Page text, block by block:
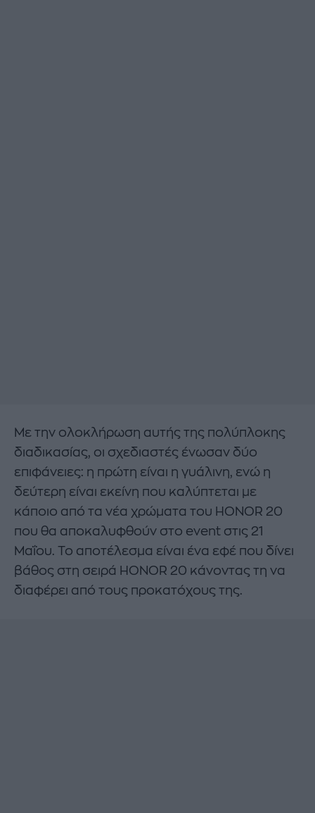
Με την ολοκλήρωση αυτής της πολύπλοκης
διαδικασίας, οι σχεδιαστές ένωσαν δύο
επιφάνειες: η πρώτη είναι η γυάλινη, ενώ η
δεύτερη είναι εκείνη που καλύπτεται με
κάποιο από τα νέα χρώματα του HONOR 20
που θα αποκαλυφθούν στο event στις 21
Μαΐου. Το αποτέλεσμα είναι ένα εφέ που δίνει
βάθος στη σειρά HONOR 20 κάνοντας τη να
διαφέρει από τους προκατόχους της.